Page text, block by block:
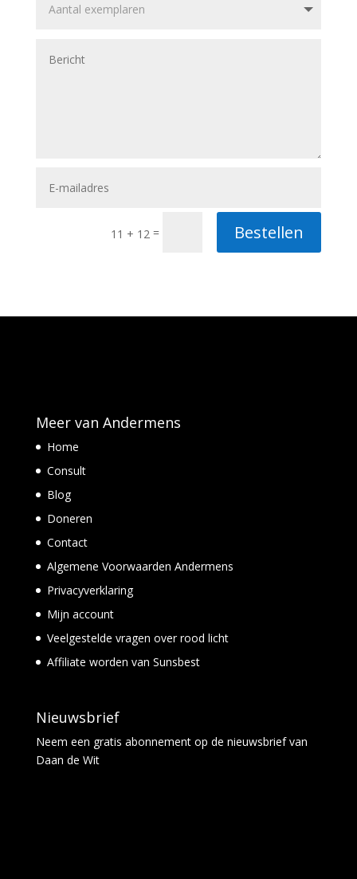
11 + 12 = Bestellen
Meer van Andermens
Home
Consult
Blog
Doneren
Contact
Algemene Voorwaarden Andermens
Privacyverklaring
Mijn account
Veelgestelde vragen over rood licht
Affiliate worden van Sunsbest
Nieuwsbrief
Neem een gratis abonnementop de nieuwsbrief van
Daan de Wit